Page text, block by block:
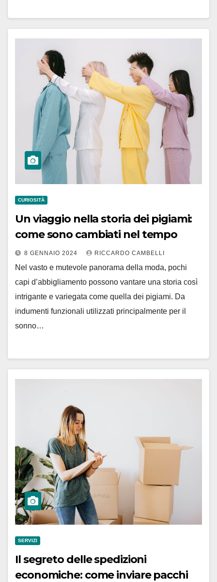
CURIOSITÀ
Un viaggio nella storia dei pigiami:
come sono cambiati nel tempo
8 GENNAIO 2024 RICCARDO CAMBELLI
Nel vasto e mutevole panorama della moda, pochi
capi d’abbigliamento possono vantare una storia così
intrigante e variegata come quella dei pigiami. Da
indumenti funzionali utilizzati principalmente per il
sonno…
SERVIZI
Il segreto delle spedizioni
economiche: come inviare pacchi